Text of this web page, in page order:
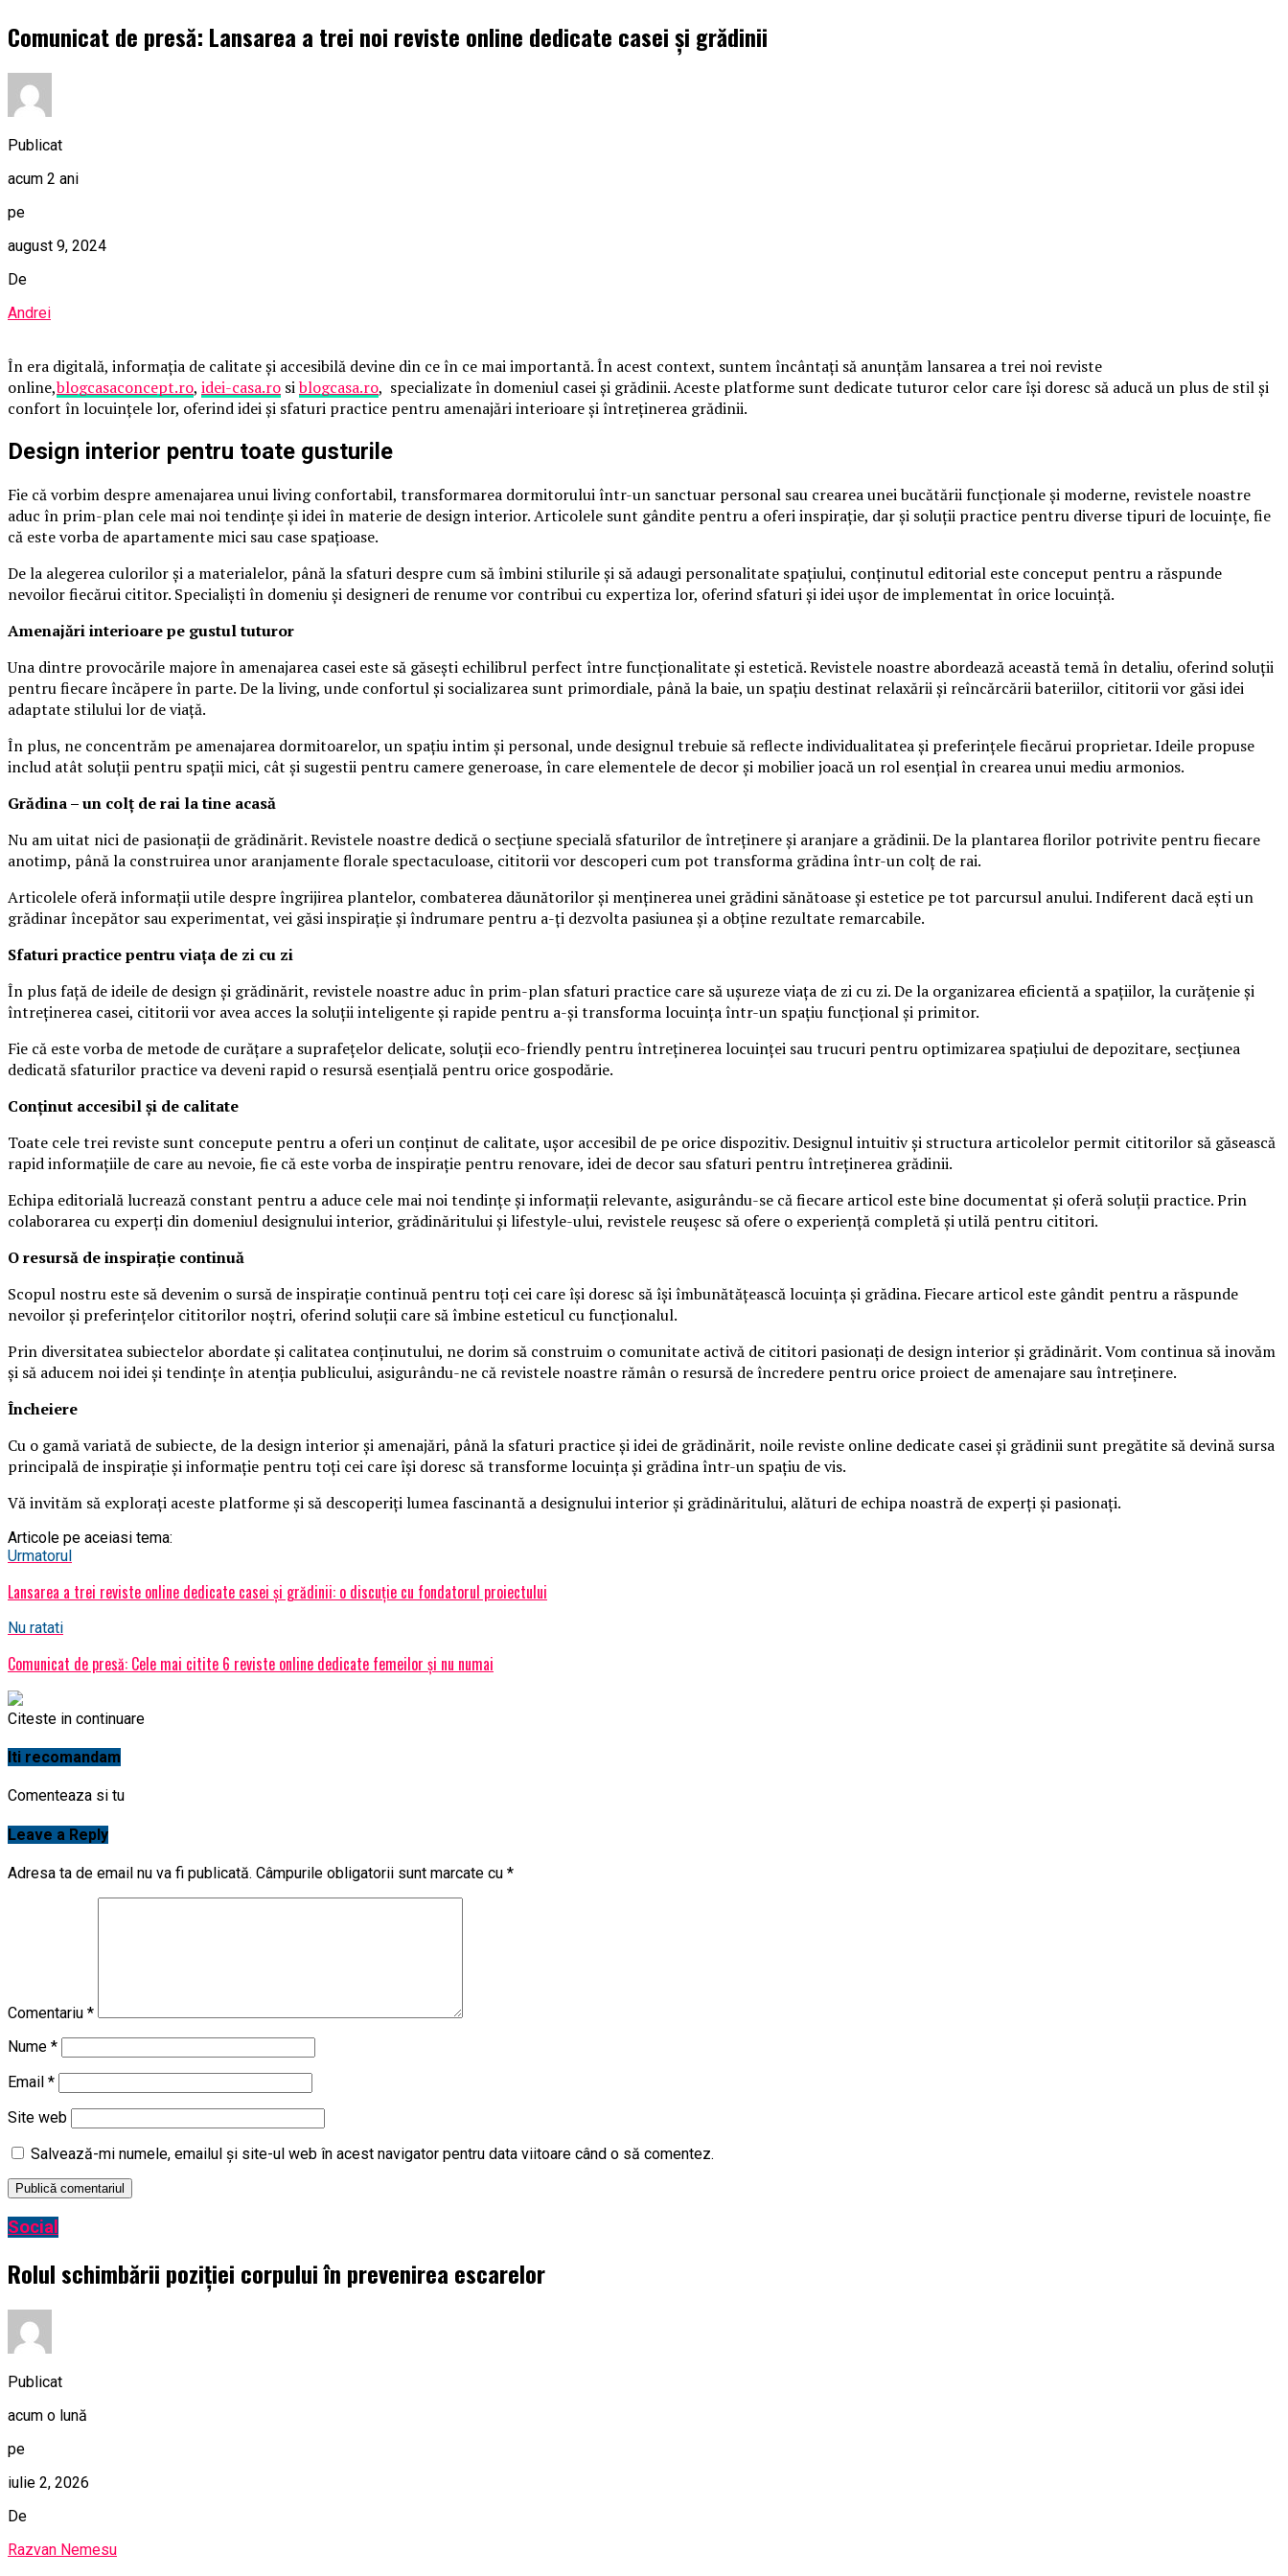
Comunicat de presă: Lansarea a trei noi reviste online dedicate casei și grădinii
Publicat
acum 2 ani
pe
august 9, 2024
De
Andrei
În era digitală, informația de calitate și accesibilă devine din ce în ce mai importantă. În acest context, suntem încântați să anunțăm lansarea a trei noi reviste
online,blogcasaconcept.ro, idei-casa.ro siblogcasa.ro, specializate în domeniul casei și grădinii. Aceste platforme sunt dedicate tuturor celor care își doresc să aducă un plus de stil și
confort în locuințele lor, oferind idei și sfaturi practice pentru amenajări interioare și întreținerea grădinii.
Design interior pentru toate gusturile
Fie că vorbim despre amenajarea unui living confortabil, transformarea dormitorului într-un sanctuar personal sau crearea unei bucătării funcționale și moderne, revistele noastre
aduc în prim-plan cele mai noi tendințe și idei în materie de design interior. Articolele sunt gândite pentru a oferi inspirație, dar și soluții practice pentru diverse tipuri de locuințe, fie
că este vorba de apartamente mici sau case spațioase.
De la alegerea culorilor și a materialelor, până la sfaturi despre cum să îmbini stilurile și să adaugi personalitate spațiului, conținutul editorial este conceput pentru a răspunde
nevoilor fiecărui cititor. Specialiști în domeniu și designeri de renume vor contribui cu expertiza lor, oferind sfaturi și idei ușor de implementat în orice locuință.
Amenajări interioare pe gustul tuturor
Una dintre provocările majore în amenajarea casei este să găsești echilibrul perfect între funcționalitate și estetică. Revistele noastre abordează această temă în detaliu, oferind soluții
pentru fiecare încăpere în parte. De la living, unde confortul și socializarea sunt primordiale, până la baie, un spațiu destinat relaxării și reîncărcării bateriilor, cititorii vor găsi idei
adaptate stilului lor de viață.
În plus, ne concentrăm pe amenajarea dormitoarelor, un spațiu intim și personal, unde designul trebuie să reflecte individualitatea și preferințele fiecărui proprietar. Ideile propuse
includ atât soluții pentru spații mici, cât și sugestii pentru camere generoase, în care elementele de decor și mobilier joacă un rol esențial în crearea unui mediu armonios.
Grădina – un colț de rai la tine acasă
Nu am uitat nici de pasionații de grădinărit. Revistele noastre dedică o secțiune specială sfaturilor de întreținere și aranjare a grădinii. De la plantarea florilor potrivite pentru fiecare
anotimp, până la construirea unor aranjamente florale spectaculoase, cititorii vor descoperi cum pot transforma grădina într-un colț de rai.
Articolele oferă informații utile despre îngrijirea plantelor, combaterea dăunătorilor și menținerea unei grădini sănătoase și estetice pe tot parcursul anului. Indiferent dacă ești un
grădinar începător sau experimentat, vei găsi inspirație și îndrumare pentru a-ți dezvolta pasiunea și a obține rezultate remarcabile.
Sfaturi practice pentru viața de zi cu zi
În plus față de ideile de design și grădinărit, revistele noastre aduc în prim-plan sfaturi practice care să ușureze viața de zi cu zi. De la organizarea eficientă a spațiilor, la curățenie și
întreținerea casei, cititorii vor avea acces la soluții inteligente și rapide pentru a-și transforma locuința într-un spațiu funcțional și primitor.
Fie că este vorba de metode de curățare a suprafețelor delicate, soluții eco-friendly pentru întreținerea locuinței sau trucuri pentru optimizarea spațiului de depozitare, secțiunea
dedicată sfaturilor practice va deveni rapid o resursă esențială pentru orice gospodărie.
Conținut accesibil și de calitate
Toate cele trei reviste sunt concepute pentru a oferi un conținut de calitate, ușor accesibil de pe orice dispozitiv. Designul intuitiv și structura articolelor permit cititorilor să găsească
rapid informațiile de care au nevoie, fie că este vorba de inspirație pentru renovare, idei de decor sau sfaturi pentru întreținerea grădinii.
Echipa editorială lucrează constant pentru a aduce cele mai noi tendințe și informații relevante, asigurându-se că fiecare articol este bine documentat și oferă soluții practice. Prin
colaborarea cu experți din domeniul designului interior, grădinăritului și lifestyle-ului, revistele reușesc să ofere o experiență completă și utilă pentru cititori.
O resursă de inspirație continuă
Scopul nostru este să devenim o sursă de inspirație continuă pentru toți cei care își doresc să își îmbunătățească locuința și grădina. Fiecare articol este gândit pentru a răspunde
nevoilor și preferințelor cititorilor noștri, oferind soluții care să îmbine esteticul cu funcționalul.
Prin diversitatea subiectelor abordate și calitatea conținutului, ne dorim să construim o comunitate activă de cititori pasionați de design interior și grădinărit. Vom continua să inovăm
și să aducem noi idei și tendințe în atenția publicului, asigurându-ne că revistele noastre rămân o resursă de încredere pentru orice proiect de amenajare sau întreținere.
Încheiere
Cu o gamă variată de subiecte, de la design interior și amenajări, până la sfaturi practice și idei de grădinărit, noile reviste online dedicate casei și grădinii sunt pregătite să devină sursa
principală de inspirație și informație pentru toți cei care își doresc să transforme locuința și grădina într-un spațiu de vis.
Vă invităm să explorați aceste platforme și să descoperiți lumea fascinantă a designului interior și grădinăritului, alături de echipa noastră de experți și pasionați.
Articole pe aceiasi tema:
Urmatorul
Lansarea a trei reviste online dedicate casei și grădinii: o discuție cu fondatorul proiectului
Nu ratati
Comunicat de presă: Cele mai citite 6 reviste online dedicate femeilor și nu numai
Citeste in continuare
Iti recomandam
Comenteaza si tu
Leave a Reply
Adresa ta de email nu va fi publicată. Câmpurile obligatorii sunt marcate cu *
Comentariu *
Nume *
Email *
Site web
Salvează-mi numele, emailul și site-ul web în acest navigator pentru data viitoare când o să comentez.
Social
Rolul schimbării poziției corpului în prevenirea escarelor
Publicat
acum o lună
pe
iulie 2, 2026
De
Razvan Nemesu